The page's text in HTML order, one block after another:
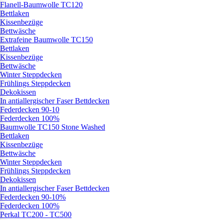
Flanell-Baumwolle TC120
Bettlaken
Kissenbezüge
Bettwäsche
Extrafeine Baumwolle TC150
Bettlaken
Kissenbezüge
Bettwäsche
Winter Steppdecken
Frühlings Steppdecken
Dekokissen
In antiallergischer Faser Bettdecken
Federdecken 90-10
Federdecken 100%
Baumwolle TC150 Stone Washed
Bettlaken
Kissenbezüge
Bettwäsche
Winter Steppdecken
Frühlings Steppdecken
Dekokissen
In antiallergischer Faser Bettdecken
Federdecken 90-10%
Federdecken 100%
Perkal TC200 - TC500